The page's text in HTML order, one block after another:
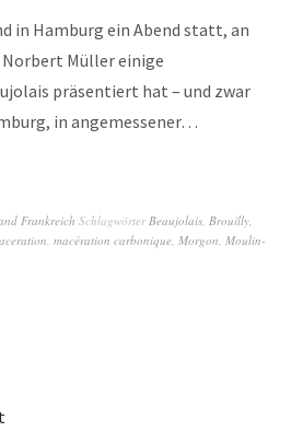
in Hamburg ein Abend statt, an
Müller einige
präsentiert hat – und zwar
in angemessener…
Frankreich SchlagwörterBeaujolais, Brouilly,
, macération carbonique, Morgon, Moulin-